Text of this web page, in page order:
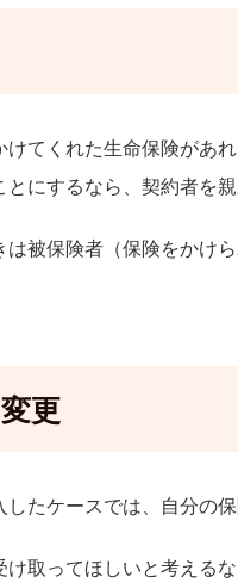
てくれた生命保険があ
にするなら、契約者を親
被保険者（保険をかけ
更
たケースでは、自分の
取ってほしいと考える